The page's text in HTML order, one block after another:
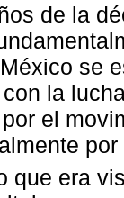
de la
se
la
el
que era